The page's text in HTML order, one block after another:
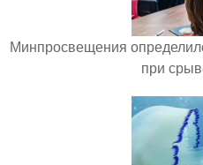
Минпросвещения
при